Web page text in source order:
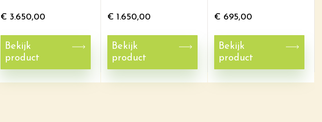
€ 3.650,00
Bekijk
product
€ 1.650,00
Bekijk
product
€ 695,00
Bekijk
product